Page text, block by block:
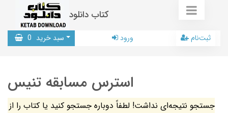
کتاب دانلود
سبد خرید 0 ورود ثبت‌نام
استرس مسابقه تنیس
جستجو نتیجه‌ای نداشت! لطفاً دوباره جستجو کنید یا کتاب را از